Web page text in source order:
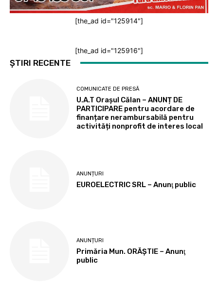
[the_ad id="125914"]
[the_ad id="125916"]
ȘTIRI RECENTE
COMUNICATE DE PRESĂ
U.A.T Orașul Călan – ANUNȚ DE
PARTICIPARE pentru acordare de
finanțare nerambursabilă pentru
activități nonprofit de interes local
ANUNȚURI
EUROELECTRIC SRL – Anunţ public
ANUNȚURI
Primăria Mun. ORĂȘTIE – Anunţ
public